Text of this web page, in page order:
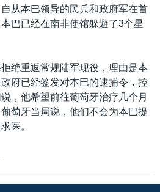
从本巴领导的民兵和政府军在首
巴已经在南非使馆躲避了3个星
绝重返常规陆军现役，理由是本
府已经签发对本巴的逮捕令，控
，他希望前往葡萄牙治疗几个月
萄牙当局说，他们不会为本巴提
医。